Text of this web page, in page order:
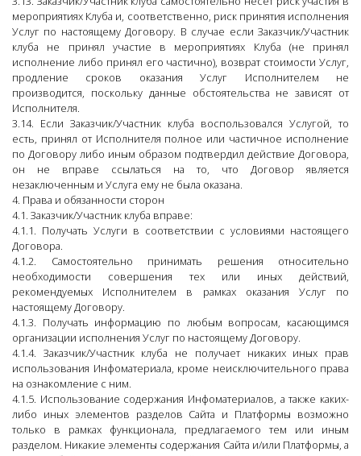
мероприятиях Клуба и, соответственно, риск принятия исполнения
Услуг по настоящему Договору. В случае если Заказчик/Участник
клуба не принял участие в мероприятиях Клуба (не принял
исполнение либо принял его частично), возврат стоимости Услуг,
продление сроков оказания Услуг Исполнителем не
производится, поскольку данные обстоятельства не зависят от
Исполнителя.
3.14. Если Заказчик/Участник клуба воспользовался Услугой, то
есть, принял от Исполнителя полное или частичное исполнение
по Договору либо иным образом подтвердил действие Договора,
он не вправе ссылаться на то, что Договор является
незаключенным и Услуга ему не была оказана.
4. Права и обязанности сторон
4.1. Заказчик/Участник клуба вправе:
4.1.1. Получать Услуги в соответствии с условиями настоящего
Договора.
4.1.2. Самостоятельно принимать решения относительно
необходимости совершения тех или иных действий,
рекомендуемых Исполнителем в рамках оказания Услуг по
настоящему Договору.
4.1.3. Получать информацию по любым вопросам, касающимся
организации исполнения Услуг по настоящему Договору.
4.1.4. Заказчик/Участник клуба не получает никаких иных прав
использования Инфоматериала, кроме неисключительного права
на ознакомление с ним.
4.1.5. Использование содержания Инфоматериалов, а также каких-
либо иных элементов разделов Сайта и Платформы возможно
только в рамках функционала, предлагаемого тем или иным
разделом. Никакие элементы содержания Сайта и/или Платформы, а